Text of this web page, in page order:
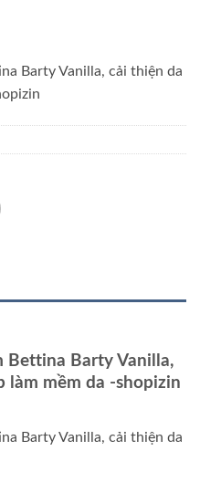
Barty Vanilla, cải thiện da
Bettina Barty Vanilla,
làm mềm da -shopizin
Barty Vanilla, cải thiện da